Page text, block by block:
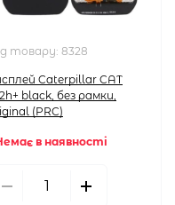
товару: 8328
Caterpillar CAT
black, без рамки,
(PRC)
в наявності